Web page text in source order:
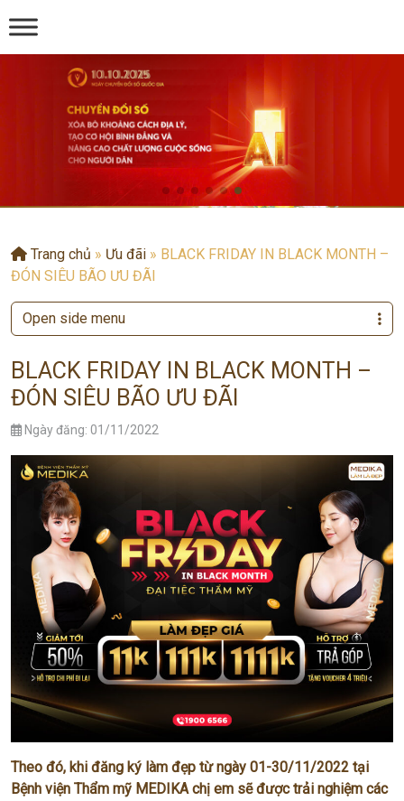
Trang chủ » Ưu đãi » BLACK FRIDAY IN BLACK MONTH –
ĐÓN SIÊU BÃO ƯU ĐÃI
BLACK FRIDAY IN BLACK MONTH –
ĐÓN SIÊU BÃO ƯU ĐÃI
Ngày đăng: 01/11/2022
Theo đó, khi đăng ký làm đẹp từ ngày 01-30/11/2022 tại
Bệnh viện Thẩm mỹ MEDIKA chị em sẽ được trải nghiệm các
Open side menu